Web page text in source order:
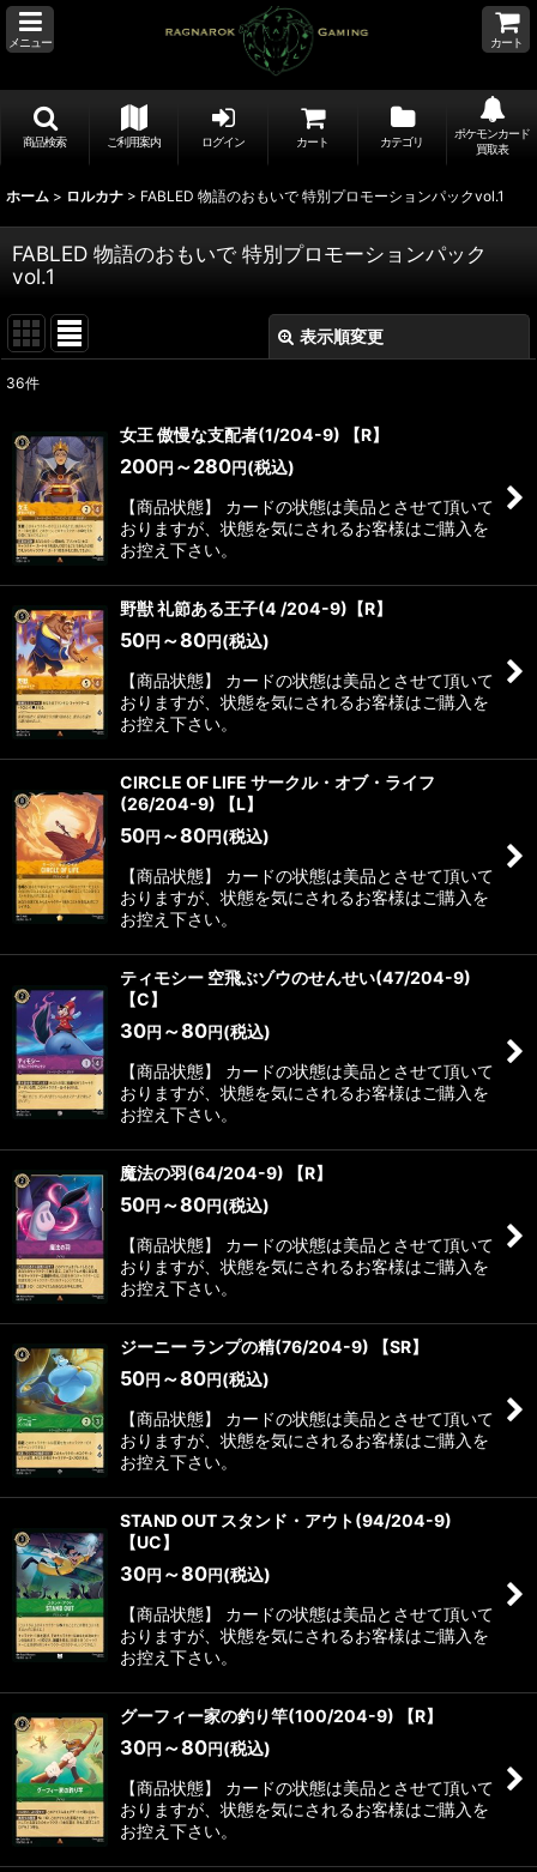
メニュー カート
商品検索 ご利用案内 ログイン カート カテゴリ
ポケモンカード
買取表
ホーム > ロルカナ > FABLED 物語のおもいで 特別プロモーションパックvol.1
FABLED 物語のおもいで 特別プロモーションパック
vol.1
表示順変更
並び順:
絞り込む
36件
女王 傲慢な支配者(1/204-9) 【R】
200円 ～280円 (税込)
【商品状態】 カードの状態は美品とさせて頂いて
おりますが、状態を気にされるお客様はご購入を
お控え下さい。
野獣 礼節ある王子(4 /204-9)【R】
50円 ～80円 (税込)
【商品状態】 カードの状態は美品とさせて頂いて
おりますが、状態を気にされるお客様はご購入を
お控え下さい。
CIRCLE OF LIFE サークル・オブ・ライフ
(26/204-9) 【L】
50円 ～80円 (税込)
【商品状態】 カードの状態は美品とさせて頂いて
おりますが、状態を気にされるお客様はご購入を
お控え下さい。
ティモシー 空飛ぶゾウのせんせい(47/204-9)
【C】
30円 ～80円 (税込)
【商品状態】 カードの状態は美品とさせて頂いて
おりますが、状態を気にされるお客様はご購入を
お控え下さい。
魔法の羽(64/204-9) 【R】
50円 ～80円 (税込)
【商品状態】 カードの状態は美品とさせて頂いて
おりますが、状態を気にされるお客様はご購入を
お控え下さい。
ジーニー ランプの精(76/204-9) 【SR】
50円 ～80円 (税込)
【商品状態】 カードの状態は美品とさせて頂いて
おりますが、状態を気にされるお客様はご購入を
お控え下さい。
STAND OUT スタンド・アウト(94/204-9)
【UC】
30円 ～80円 (税込)
【商品状態】 カードの状態は美品とさせて頂いて
おりますが、状態を気にされるお客様はご購入を
お控え下さい。
グーフィー家の釣り竿(100/204-9) 【R】
30円 ～80円 (税込)
【商品状態】 カードの状態は美品とさせて頂いて
おりますが、状態を気にされるお客様はご購入を
お控え下さい。